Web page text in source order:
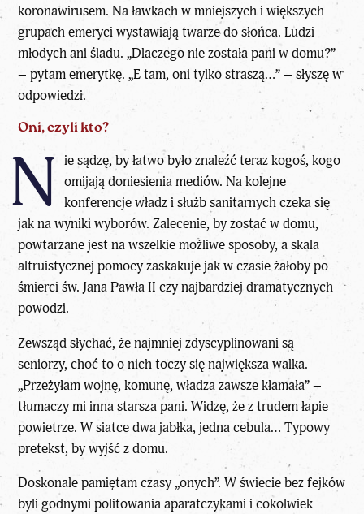
koronawirusem. Na ławkach w mniejszych i większych
grupach emeryci wystawiają twarze do słońca. Ludzi
młodych ani śladu. „Dlaczego nie została pani w domu?”
– pytam emerytkę. „E tam, oni tylko straszą…” – słyszę w
odpowiedzi.
Oni, czyli kto?
N ie sądzę, by łatwo było znaleźć teraz kogoś, kogo
omijają doniesienia mediów. Na kolejne
konferencje władz i służb sanitarnych czeka się
jak na wyniki wyborów. Zalecenie, by zostać w domu,
powtarzane jest na wszelkie możliwe sposoby, a skala
altruistycznej pomocy zaskakuje jak w czasie żałoby po
śmierci św. Jana Pawła II czy najbardziej dramatycznych
powodzi.
Zewsząd słychać, że najmniej zdyscyplinowani są
seniorzy, choć to o nich toczy się największa walka.
„Przeżyłam wojnę, komunę, władza zawsze kłamała” –
tłumaczy mi inna starsza pani. Widzę, że z trudem łapie
powietrze. W siatce dwa jabłka, jedna cebula… Typowy
pretekst, by wyjść z domu.
Doskonale pamiętam czasy „onych”. W świecie bez fejków
byli godnymi politowania aparatczykami i cokolwiek